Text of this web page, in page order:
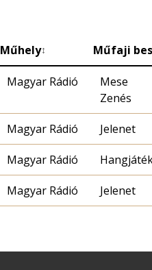
Műhely↕ Műfaji
Magyar Rádió
Mese
Zenés
Magyar Rádió Jelenet
Magyar Rádió
Magyar Rádió Jelenet